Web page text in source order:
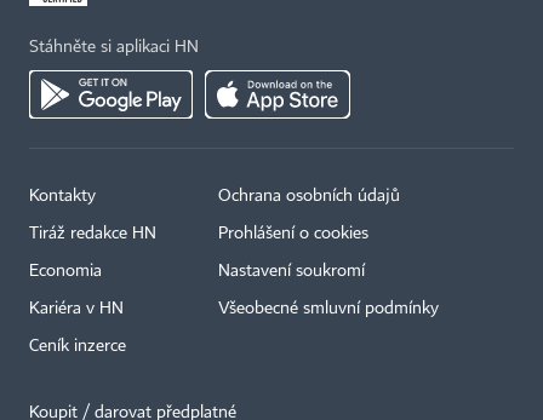
Stáhněte si aplikaci HN
Kontakty
Tiráž redakce HN
Economia
Kariéra v HN
Ceník inzerce
Ochrana osobních údajů
Prohlášení o cookies
Nastavení soukromí
Všeobecné smluvní podmínky
Koupit / darovat předplatné